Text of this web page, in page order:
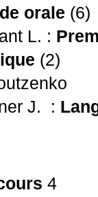
orale (6)
L. :
(2)
J. :
4